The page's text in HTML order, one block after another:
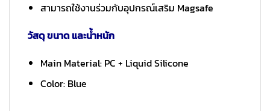
สามารถใช้งานร่วมกับอุปกรณ์เสริม Magsafe
วัสดุ ขนาด และน้ำหนัก
Main Material: PC + Liquid Silicone
Color: Blue